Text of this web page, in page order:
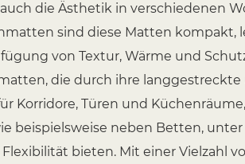
die Ästhetik in verschiedenen
sind diese Matten kompakt,
von Textur, Wärme und
die durch ihre
Korridore, Türen und
beispielsweise neben Betten,
bieten. Mit einer Vielzahl